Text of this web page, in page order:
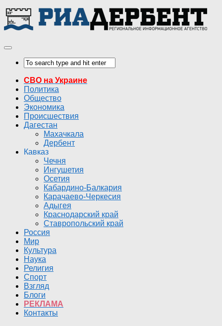
СВО на Украине
Политика
Общество
Экономика
Происшествия
Дагестан
Махачкала
Дербент
Кавказ
Чечня
Ингушетия
Осетия
Кабардино-Балкария
Карачаево-Черкесия
Адыгея
Краснодарский край
Ставропольский край
Россия
Мир
Культура
Наука
Религия
Спорт
Взгляд
Блоги
РЕКЛАМА
Контакты